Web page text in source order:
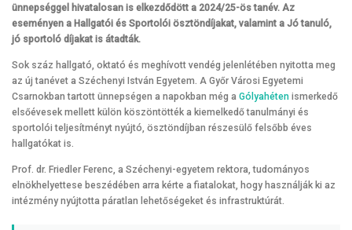
ünnepséggel hivatalosan is elkezdődött a 2024/25-ös tanév. Az
eseményen a Hallgatói és Sportolói ösztöndíjakat, valamint a Jó tanuló,
jó sportoló díjakat is átadták.
Sok száz hallgató, oktató és meghívott vendég jelenlétében nyitotta meg
az új tanévet a Széchenyi István Egyetem. A Győr Városi Egyetemi
Csarnokban tartott ünnepségen a napokban még a Gólyahéten ismerkedő
elsőévesek mellett külön köszöntötték a kiemelkedő tanulmányi és
sportolói teljesítményt nyújtó, ösztöndíjban részesülő felsőbb éves
hallgatókat is.
Prof. dr. Friedler Ferenc, a Széchenyi-egyetem rektora, tudományos
elnökhelyettese beszédében arra kérte a fiatalokat, hogy használják ki az
intézmény nyújtotta páratlan lehetőségeket és infrastruktúrát.